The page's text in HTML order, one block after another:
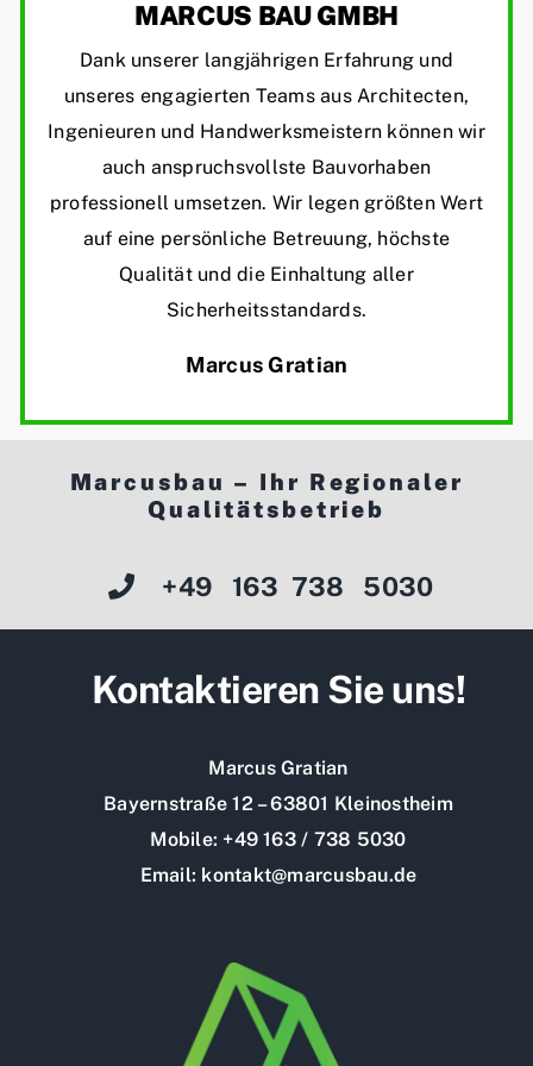
you
human.
MARCUS BAU GMBH
Dank unserer langjährigen Erfahrung und
unseres engagierten Teams aus Architecten,
Ingenieuren und Handwerksmeistern können wir
auch anspruchsvollste Bauvorhaben
professionell umsetzen. Wir legen größten Wert
auf eine persönliche Betreuung, höchste
Qualität und die Einhaltung aller
Sicherheitsstandards.
Marcus Gratian
Marcusbau – Ihr Regionaler
Qualitätsbetrieb
+49 163 738 5030
Kontaktieren Sie uns!
Marcus Gratian
Bayernstraße 12 – 63801 Kleinostheim
Mobile: +49 163 / 738 5030
Email: kontakt@marcusbau.de